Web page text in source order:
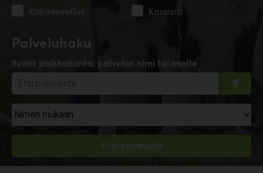
Palveluhaku
Syötä paikkakunta, palvelun nimi tai osoite
Koirasovellus
Kauppa